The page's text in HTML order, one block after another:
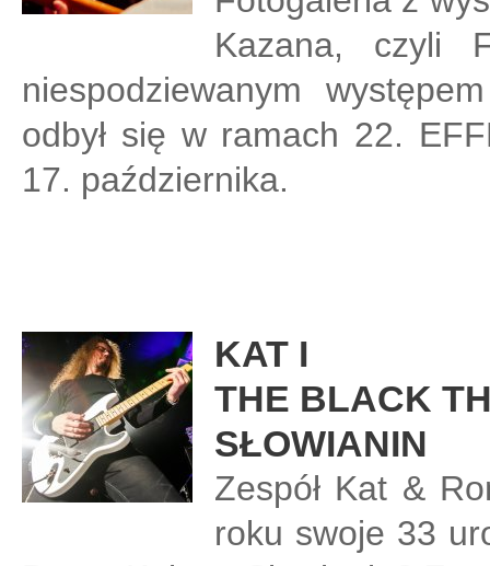
Kazana, czyli
niespodziewanym
odbył się w ramach 22.
17. października.
KAT I
THE BLACK
SŁOWIANIN
Zespół Kat &
roku swoje 33